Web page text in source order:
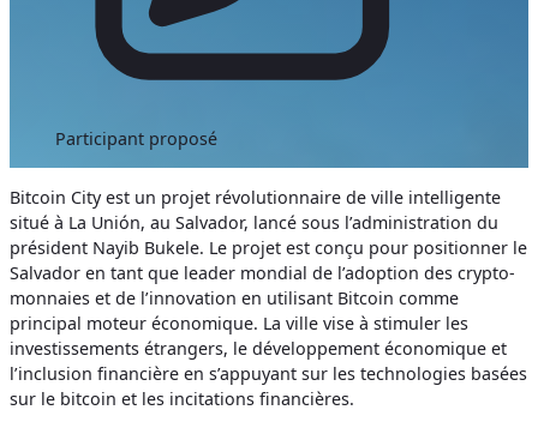
Participant proposé
Bitcoin City est un projet révolutionnaire de ville intelligente
situé à La Unión, au Salvador, lancé sous l’administration du
président Nayib Bukele. Le projet est conçu pour positionner le
Salvador en tant que leader mondial de l’adoption des crypto-
monnaies et de l’innovation en utilisant Bitcoin comme
principal moteur économique. La ville vise à stimuler les
investissements étrangers, le développement économique et
l’inclusion financière en s’appuyant sur les technologies basées
sur le bitcoin et les incitations financières.